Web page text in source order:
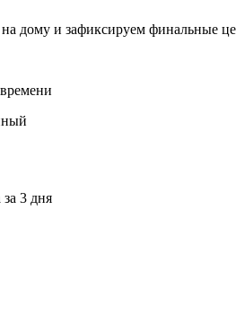
дому и зафиксируем финальные
3 дня